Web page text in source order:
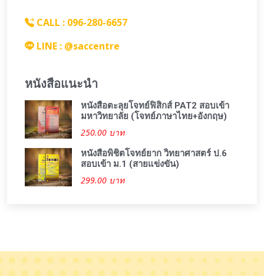
CALL : 096-280-6657
LINE : @saccentre
หนังสือแนะนำ
หนังสือตะลุยโจทย์ฟิสิกส์ PAT2 สอบเข้า
มหาวิทยาลัย (โจทย์ภาษาไทย+อังกฤษ)
250.00 บาท
หนังสือพิชิตโจทย์ยาก วิทยาศาสตร์ ป.6
สอบเข้า ม.1 (สายแข่งขัน)
299.00 บาท